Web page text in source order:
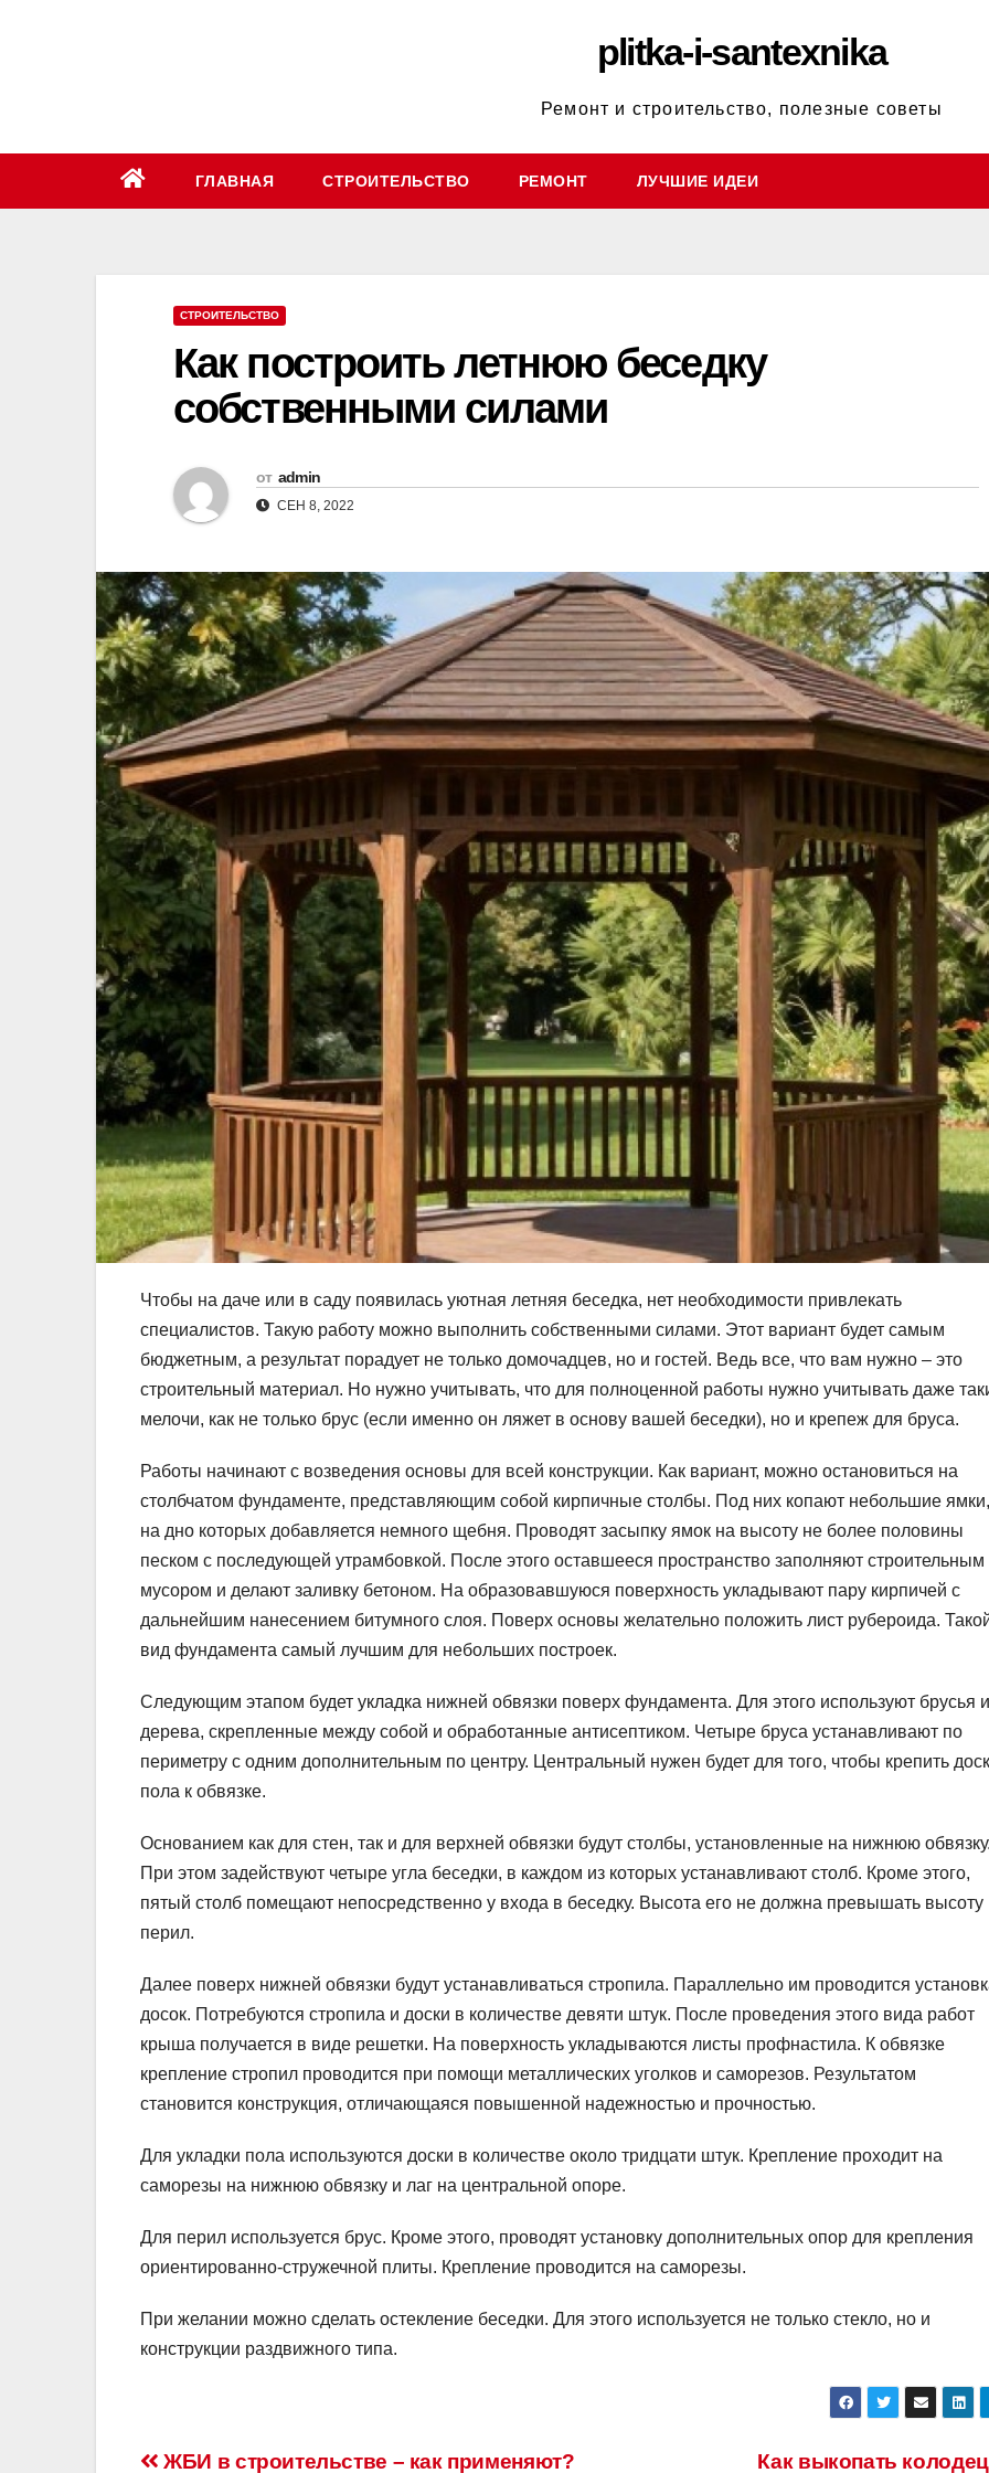
plitka-i-santexnika
Ремонт и строительство, полезные советы
ГЛАВНАЯ СТРОИТЕЛЬСТВО РЕМОНТ ЛУЧШИЕ ИДЕИ
СТРОИТЕЛЬСТВО
Как построить летнюю беседку
собственными силами
от admin
СЕН 8, 2022
Чтобы на даче или в саду появилась уютная летняя беседка, нет необходимости привлекать
специалистов. Такую работу можно выполнить собственными силами. Этот вариант будет самым
бюджетным, а результат порадует не только домочадцев, но и гостей. Ведь все, что вам нужно – это
строительный материал. Но нужно учитывать, что для полноценной работы нужно учитывать даже
мелочи, как не только брус (если именно он ляжет в основу вашей беседки), но и крепеж для бруса.
Работы начинают с возведения основы для всей конструкции. Как вариант, можно остановиться на
столбчатом фундаменте, представляющим собой кирпичные столбы. Под них копают небольшие ямки,
на дно которых добавляется немного щебня. Проводят засыпку ямок на высоту не более половины
песком с последующей утрамбовкой. После этого оставшееся пространство заполняют строительным
мусором и делают заливку бетоном. На образовавшуюся поверхность укладывают пару кирпичей с
дальнейшим нанесением битумного слоя. Поверх основы желательно положить лист рубероида.
вид фундамента самый лучшим для небольших построек.
Следующим этапом будет укладка нижней обвязки поверх фундамента. Для этого используют брусья
дерева, скрепленные между собой и обработанные антисептиком. Четыре бруса устанавливают по
периметру с одним дополнительным по центру. Центральный нужен будет для того, чтобы крепить
пола к обвязке.
Основанием как для стен, так и для верхней обвязки будут столбы, установленные на нижнюю
При этом задействуют четыре угла беседки, в каждом из которых устанавливают столб. Кроме этого,
пятый столб помещают непосредственно у входа в беседку. Высота его не должна превышать высоту
перил.
Далее поверх нижней обвязки будут устанавливаться стропила. Параллельно им проводится
досок. Потребуются стропила и доски в количестве девяти штук. После проведения этого вида работ
крыша получается в виде решетки. На поверхность укладываются листы профнастила. К обвязке
крепление стропил проводится при помощи металлических уголков и саморезов. Результатом
становится конструкция, отличающаяся повышенной надежностью и прочностью.
Для укладки пола используются доски в количестве около тридцати штук. Крепление проходит на
саморезы на нижнюю обвязку и лаг на центральной опоре.
Для перил используется брус. Кроме этого, проводят установку дополнительных опор для крепления
ориентированно-стружечной плиты. Крепление проводится на саморезы.
При желании можно сделать остекление беседки. Для этого используется не только стекло, но и
конструкции раздвижного типа.
Как выкопать
ЖБИ в строительстве – как применяют?